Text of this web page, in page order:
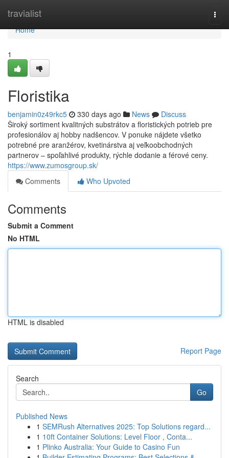
travialist
Home
Home
1
Floristika
benjamin0z49rkc5 330 days ago News
Discuss
Široký sortiment kvalitných substrátov a floristických potrieb pre
profesionálov aj hobby nadšencov. V ponuke nájdete všetko
potrebné pre aranžérov, kvetinárstva aj veľkoobchodných
partnerov – spoľahlivé produkty, rýchle dodanie a férové ceny.
https://www.zumosgroup.sk/
Comments
Who Upvoted
Comments
Submit a Comment
No HTML
HTML is disabled
Report Page
Search
Go
Published News
1 SEMRush Alternatives 2025: Top Solutions regard...
1 10ft Container Solutions: Level Floor , Conta...
1 Plinko Australia: Your Guide to Casino Fun